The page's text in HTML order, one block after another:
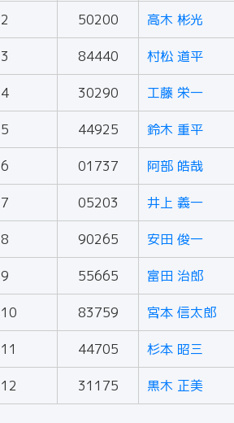
2 50200 高木 彬光
3 84440 村松 道平
4 30290 工藤 栄一
5 44925 鈴木 重平
6 01737 阿部 皓哉
7 05203 井上 義一
8 90265 安田 俊一
9 55665 富田 治郎
10 83759 宮本 信太郎
11 44705 杉本 昭三
12 31175 黒木 正美